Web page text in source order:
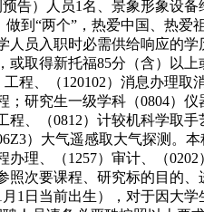
告）人员1名、景象形象设
做到“两个”，热爱中国、热
人员入职时必需供给响应的
取得新托福85分（含）以
工程、（120102）消息办理
；研究生一级学科（0804）
程、（0812）计较机科学取
）大气遥感取大气探测。
办理、（1257）审计、（
照次要课程、研究标的目的
月1日当前出生），对于因大